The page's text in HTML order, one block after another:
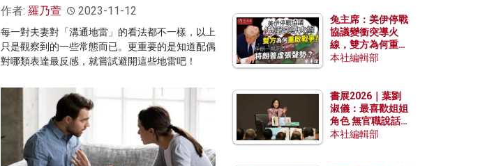
作者: 羅乃萱 2023-11-12
每一對夫妻對「溝通地雷」的看法都不一樣，以上
只是觀察到的一些常態而已。更重要的是知道配偶
對哪類表達最反感，就嘗試避開這些地雷吧！
兔主席：美伊停戰
協議變衝突導火
線，雙方為何重啟
戰爭？伊朗一早洞
本社編輯部
書展2026｜葉劉
淑儀：最喜歡姐姐
角色 無官職說話
包袱少
本社編輯部